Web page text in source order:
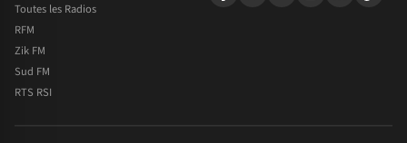
Toutes les Radios
RFM
Zik FM
Sud FM
RTS RSI